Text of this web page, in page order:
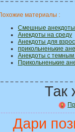
материалы :
Смешные анекдоты
Анекдоты на среду
Анекдоты для
прикольненькие
Анекдоты с темным
Прикольненькие
Так
Дари